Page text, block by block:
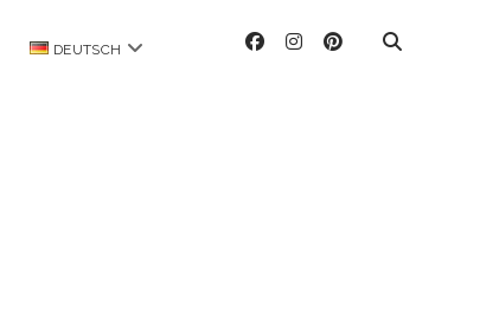
DEUTSCH Menü
facebookinstagram
pinterest